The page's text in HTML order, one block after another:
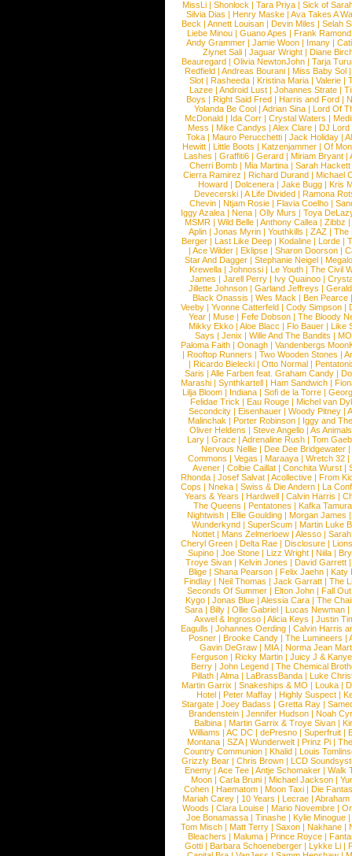
MissLi | Shonlock | Tara Priya | Sick of
Silvia Dias |Henry Maske |Ava Takes A
Beck |Annett Louisan |Devin Miles |Selah
Liebe Minou |Guano Apes |Frank Ramond
Andy Grammer |Jamie Woon | Imany |
Ziynet Sali |Jaguar Wright |Diane
Beauregard |Olivia NewtonJohn |Tarja
Redfield | Andreas Bourani | Miss Baby Sol
Slot | Rasheeda | Kristina Maria | Valerie |
Lazee | Android Lust | Johannes Strate |
Boys | Right Said Fred | Harris and Ford |
Yolanda Be Cool |Adrian Sina |Lord Of
McDonald | Ida Corr |Crystal Waters |
Mess | Mike Candys | Alex Clare | DJ Lord
Toka | Mauro Perucchetti | Jack Holiday |
Hewitt |Little Boots |Katzenjammer |Of
Lashes |Graffiti6 |Gerard |Miriam Bryant |
Cherri Bomb | Mia Martina | Sarah Hackett
Cierra Ramirez | Richard Durand | Michael
Howard |Dolcenera |Jake Bugg |Kris
Devecerski |A Life Divided |Ramona
Chevin |Ntjam Rosie |Flavia Coelho |
Iggy Azalea | Nena | Olly Murs | Toya
MSMR |Wild Belle |Anthony Callea |Zibbz
Aplin | Jonas Myrin | Youthkills | ZAZ | The
Berger |Last Like Deep |Kodaline |Lorde |
|Ace Wilder |Eklipse |Sharon Doorson |
Star And Dagger | Stephanie Neigel |
Krewella | Johnossi | Le Youth | The Civil
James | Jarell Perry | Ivy Quainoo |
Jillette Johnson | Garland Jeffreys |
Black Onassis | Wes Mack | Ben Pearce
Veeby | Yvonne Catterfeld | Cody Simpson |
Year |Muse |Fefe Dobson |The Bloody
Mikky Ekko | Aloe Blacc | Flo Bauer | Like
Says | Jenix | Wille And The Bandits | MO
Paloma Faith |Oonagh |Vandenbergs
|Rooftop Runners |Two Wooden Stones |
| Ricardo Bielecki | Otto Normal |
Saris | Alle Farben feat. Graham Candy |
Marashi | Synthkartell | Ham Sandwich |
Lilja Bloom | Indiana | Sofi de la Torre |
Felidae Trick | Eau Rouge | Michel van
Secondcity |Eisenhauer |Woody Pitney |
Malinchak |Porter Robinson | Iggy and
Oliver Heldens |Steve Angello |As Animals
Lary | Grace | Adrenaline Rush | Tom
Nervous Nellie | Dee Dee Bridgewater |
Commons |Vegas |Maraaya |Wretch 32 |
Avener | Colbie Caillat | Conchita Wurst |
Rhonda | Josef Salvat | Acollective | From
Cops | Nneka | Swiss & Die Andern | La
Years & Years |Hardwell |Calvin Harris |
The Queens | Pentatones | Kafka Tamura
Nightwish |Ellie Goulding |Morgan James
Wunderkynd | SuperScum | Martin Luke
Nottet |Mans Zelmerloew |Alesso |
Cheryl Green |Delta Rae |Disclosure |
Supino |Joe Stone |Lizz Wright |Niila |
Troye Sivan | Kelvin Jones | David Garrett
Blige | Shana Pearson | Felix Jaehn | Katy
Findlay |Neil Thomas |Jack Garratt |The
Seconds Of Summer |Elton John |Fall
Kygo |Jonas Blue |Alessia Cara |The
Sara |Billy |Ollie Gabriel |Lucas Newman |
Axwel & Ingrosso | Alicia Keys | Justin
Eagulls |Johannes Oerding |Calvin Harris
Posner |Brooke Candy |The Lumineers |
Gavin DeGraw | MIA| Norma Jean
Ferguson | Ricky Martin | Juicy J &
Berry | John Legend | The Chemical
Pillath |Alma |LaBrassBanda |Luke
Martin Garrix | Snakeships & MO | Louka |
Hotel | Peter Maffay | Highly Suspect |
Stargate |Joey Badass |Gretta Ray |
Brandenstein |Jennifer Hudson |Noah
Balbina | Martin Garrix & Troye Sivan |
Williams |AC DC |dePresno |Superfruit |
Montana |SZA|Wunderwelt |Prinz Pi |
Country Communion | Khalid | Louis
Grizzly Bear | Chris Brown | LCD
Enemy | Ace Tee | Antje Schomaker | Walk
Moon |Carla Bruni |Michael Jackson |
Cohen |Haematom |Moon Taxi |Die
Mariah Carey | 10 Years | Lecrae | Abraham
Woods |Clara Louise |Mario Novembre |
Joe Bonamassa | Tinashe | Kylie Minogue |
Tom Misch |Matt Terry |Saxon |Nakhane |
Bleachers | Maluma | Prince Royce |
Gotti |Barbara Schoeneberger |Lykke Li |